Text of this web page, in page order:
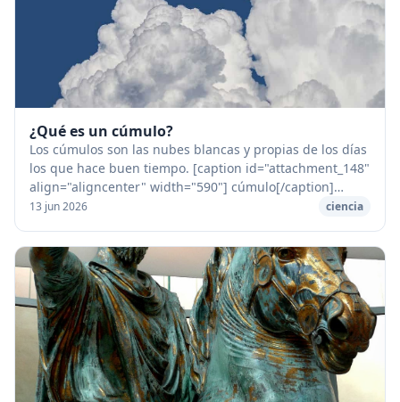
¿Qué es un cúmulo?
Los cúmulos son las nubes blancas y propias de los días
los que hace buen tiempo. [caption id="attachment_148"
align="aligncenter" width="590"] cúmulo[/caption]
Flotan en el cielo azul. Son muy distin...
13 jun 2026 ciencia